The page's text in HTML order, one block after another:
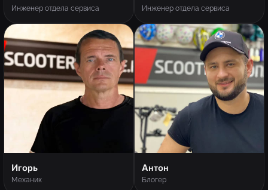
Инженер отдела сервиса Инженер отдела сервиса
Игорь
Механик
Антон
Блогер